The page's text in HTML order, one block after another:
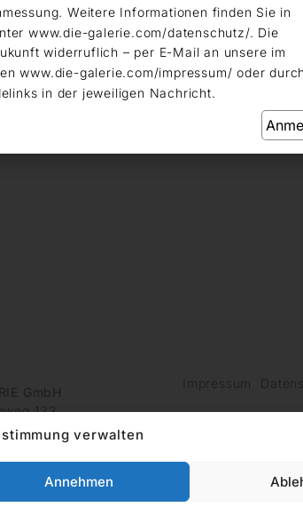
verwalten
Annehmen
GmbH
123
am Main
Impressum
Weitere Informationen finden Sie in
www.die-galerie.com/datenschutz/. Die
widerruflich – per E-Mail an unsere im
www.die-galerie.com/impressum/ oder durch
in der jeweiligen Nachricht.